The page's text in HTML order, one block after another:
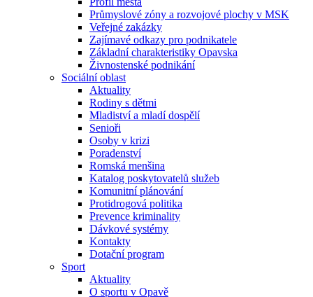
Průmyslové zóny a rozvojové plochy v MSK
Veřejné zakázky
Zajímavé odkazy pro podnikatele
Základní charakteristiky Opavska
Živnostenské podnikání
Sociální oblast
Aktuality
Rodiny s dětmi
Mladiství a mladí dospělí
Senioři
Osoby v krizi
Poradenství
Romská menšina
Katalog poskytovatelů služeb
Komunitní plánování
Protidrogová politika
Prevence kriminality
Dávkové systémy
Kontakty
Dotační program
Sport
Aktuality
O sportu v Opavě